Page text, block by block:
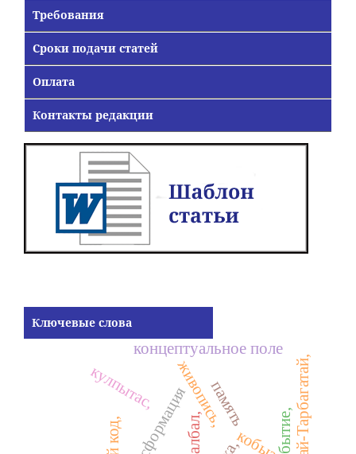
Требования
Сроки подачи статей
Оплата
Контакты редакции
Ключевые слова
живопись,
кобыз,
балбал,
кулпытас, память Алтай-Тарбагатай,
концептуальное поле